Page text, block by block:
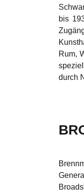
bis
Rum,
durch